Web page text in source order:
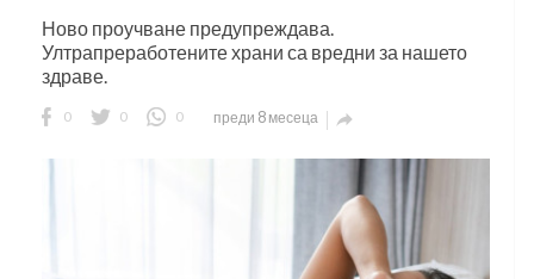
Ново проучване предупреждава.
Ултрапреработените храни са вредни за нашето
здраве.
0 0 0 преди 8 месеца 